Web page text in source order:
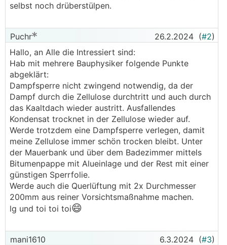
selbst noch drüberstülpen.
Puchr 26.2.2024 (#2)
Hallo, an Alle die Intressiert sind:
Hab mit mehrere Bauphysiker folgende Punkte
abgeklärt:
Dampfsperre nicht zwingend notwendig, da der
Dampf durch die Zellulose durchtritt und auch durch
das Kaaltdach wieder austritt. Ausfallendes
Kondensat trocknet in der Zellulose wieder auf.
Werde trotzdem eine Dampfsperre verlegen, damit
meine Zellulose immer schön trocken bleibt. Unter
der Mauerbank und über dem Badezimmer mittels
Bitumenpappe mit Alueinlage und der Rest mit einer
günstigen Sperrfolie.
Werde auch die Querlüftung mit 2x Durchmesser
200mm aus reiner Vorsichtsmaßnahme machen.
lg und toi toi toi😄
mani1610 6.3.2024 (#3)